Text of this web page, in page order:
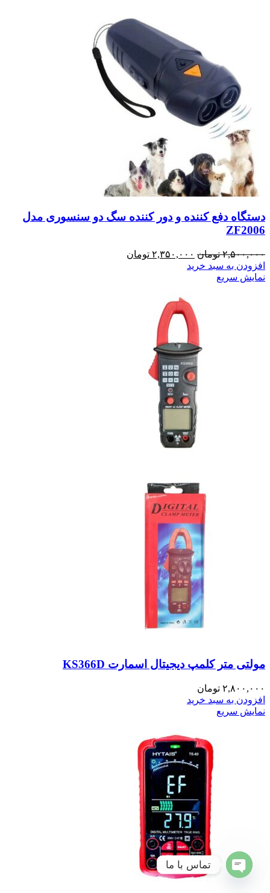
دستگاه دفع کننده و دور کننده سگ دو سنسوری مدل
ZF2006
۲,۵۰۰,۰۰۰ تومان قیمت
اصلی:
۲,۳۵۰,۰۰۰ تومان
افزودن به سبد خرید
نمایش سریع
مولتی متر کلمپ دیجیتال اسمارت KS366D
۲,۸۰۰,۰۰۰ تومان
افزودن به سبد خرید
نمایش سریع
تماس با ما